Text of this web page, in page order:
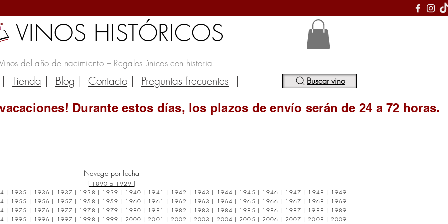
VINOS HISTÓRICOS
Vinos del año de nacimiento – Regalos únicos con historia
| Tienda | Blog | Contacto | Preguntas frecuentes | Buscar vino
Durante estos días, los plazos de envío serán de 24 a 72 horas.
Navega por fecha
| 1890 a 1929 |
| 1935 | 1936 | 1937 | 1938 | 1939 | 1940 | 1941 | 1942 | 1943 | 1944 | 1945 | 1946 | 1947 | 1948 | 1949
| 1955 | 1956 | 1957 | 1958 | 1959 | 1960 | 1961 | 1962 | 1963 | 1964 | 1965 | 1966 | 1967 | 1968 | 1969
| 1975 | 1976 | 1977 | 1978 | 1979 | 1980 | 1981 | 1982 | 1983 | 1984 | 1985 | 1986 | 1987 | 1988 | 1989
| 1995 | 1996 | 1997 | 1998 | 1999 | 2000 | 2001 | 2002 | 2003 | 2004 | 2005 | 2006 | 2007 | 2008 | 2009